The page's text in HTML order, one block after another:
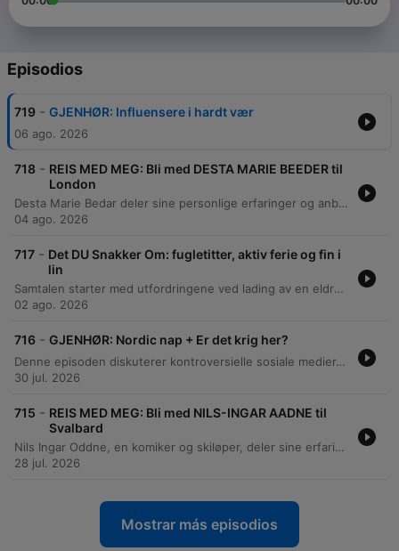
Episodios
719 - GJENHØR: Influensere i hardt vær
06 ago. 2026
718 - REIS MED MEG: Bli med DESTA MARIE BEEDER til
London
Desta Marie Bedar deler sine personlige erfaringer og anbefalinger for reiser til London, med fokus på nabolag som Mayfair og Shoreditch. Hun gir praktiske råd om alt fra valg av hotell og restauranter til hvordan man best opplever byens unike atmosfære ved å gå fremfor å bruke transportmidler. Episoden belyser også fordelene ved å reise alene, inkludert bedre serviceopplevelser, samt minneverdige historier fra byen, som opplevelser under det kongelige bryllupet i 2011.
04 ago. 2026
717 - Det DU Snakker Om: fugletitter, aktiv ferie og fin i
lin
Samtalen starter med utfordringene ved lading av en eldre Nissan Leaf i et borettslag og de høye kostnadene knyttet til ladeinfrastruktur. Episoden beveger seg videre gjennom temaer som politikk i styremøter, estetiske preferanser for lin-klær, og ulike ferievaner. Videre diskuteres hobbyen fugletitting og hvordan et daglig besøk fra en stær har vekket interesse for fuglelivet. Samtalen avsluttes med refleksjoner rundt frykten for skogen og dyrelivet som lever der.
02 ago. 2026
716 - GJENHØR: Nordic nap + Er det krig her?
Denne episoden diskuterer kontroversielle sosiale medier-innlegg fra influensere i Dubai, der det spekuleres i om endringer i budskap skyldes trusler eller betaling. Programlederne utforsker også fenomenet med nordisk utendørssøvn for babyer og kontrasten mellom tryggheten i Norden kontra andre steder. Samtalen beveger seg videre til en flyvning for kjæledyr fra Midtøsten til Hellas, før den avsluttes med en humoristisk diskusjon om fertilitet, bekkenstruktur og de fysiske utfordringene ved å få barn.
30 jul. 2026
715 - REIS MED MEG: Bli med NILS-INGAR AADNE til
Svalbard
Nils Ingar Oddne, en komiker og skiløper, deler sine erfaringer fra reiser til Svalbard, inkludert skimaratoner og fjellturer. Han beskriver de unike landskapene, atmosfæren i Longyearbyen og livet på ekspedisjonsbåter. Episoden tar for seg majestetiske møter med isbjørn og opplevelser fra toppturer på Forlandet og Midthukerfjellet. Han reflekterer også over den isolerte livsstilen i den lille bosetningen Ny-Ålesund.
28 jul. 2026
Mostrar más episodios